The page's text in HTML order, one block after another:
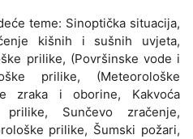
teme: Sinoptička situacija,
kišnih i sušnih uvjeta,
prilike, (Površinske vode i
prilike, (Meteorološke
zraka i oborine, Kakvoća
prilike, Sunčevo zračenje,
prilike, Šumski požari,